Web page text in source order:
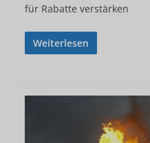
für Rabatte verstärken
Weiterlesen